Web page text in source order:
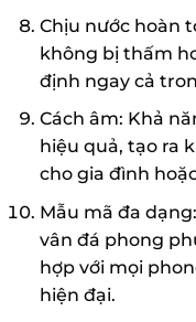
Chịu nước hoàn
không bị thấm
định ngay cả
Cách âm: Khả
hiệu quả, tạo ra
cho gia đình
Mẫu mã đa
vân đá phong
hợp với mọi
hiện đại.